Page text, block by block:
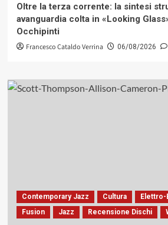
Oltre la terza corrente: la sintesi
avanguardia colta in «Looking
Occhipinti
Francesco Cataldo Verrina 06/08/2026
Contemporary Jazz Cultura Elettro-
Fusion
Jazz Recensione Dischi